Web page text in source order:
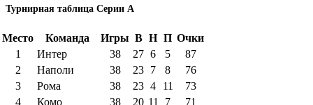
Турнирная таблица Серии А
Место Команда Игры В Н П Очки
1
Интер 38 27 6 5
87
2
Наполи 38 23 7 8
76
3
Рома 38 23 4 11
73
4
Комо 38 20 11 7
71